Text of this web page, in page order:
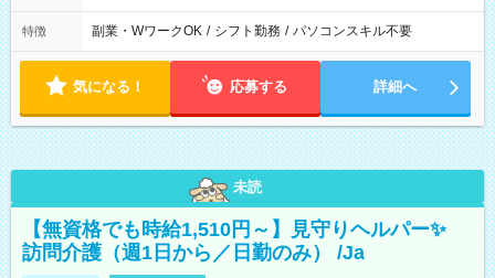
特徴 副業・WワークOK / シフト勤務 / パソコンスキル不要
気になる！ 応募する 詳細へ
未読
【無資格でも時給1,510円～】見守りヘルパー✨
訪問介護（週1日から／日勤のみ） /Ja